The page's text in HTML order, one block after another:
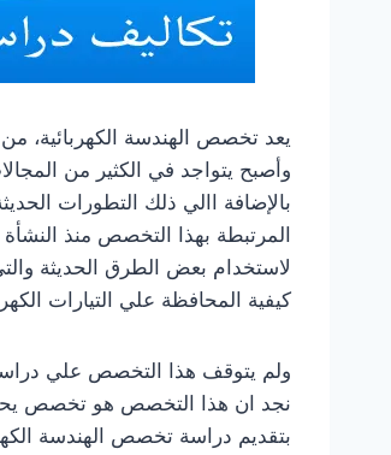
يعد تخصص الهندسة الكهربائية،
وأصبح يتواجد في الكثير من
بالإضافة االي ذلك التطورات
المرتبطة بهذا التخصص منذ
لاستخدام بعض الطرق الحديثة
كيفية المحافظة علي التيارات
ولم يتوقف هذا التخصص علي دراسة
نجد ان هذا التخصص هو تخصص
بتقديم دراسة تخصص الهندسة